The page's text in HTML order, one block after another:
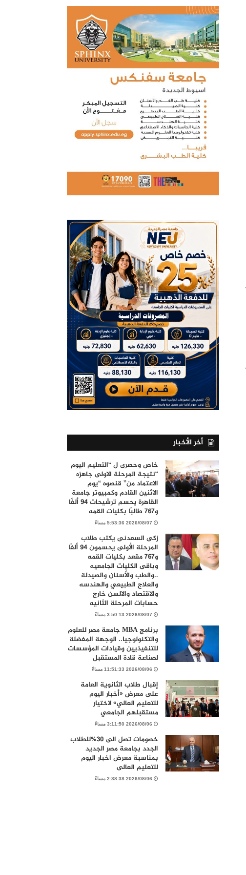
أخر الأخبار
خاص وحصرى ل “التعليم اليوم
“نتيجة المرحلة الاولى جاهزه
الاعتماد من” قنصوه “يوم
الاثنين القادم وكمبيوتر جامعة
القاهرة يحسم ترشيحات 94 ألفًا
و767 طالبًا بكليات القمه
2026/08/07 5:53:36 مساءً
زكى السعدنى يكتب طلاب
المرحلة الأولى يحسمون 94 ألفًا
و767 مقعد بكليات القمه
وباقى الكليات الجامعيه
..والطب والأسنان والصيدلة
والعلاج الطبيعي والهندسه
والاقتصاد والالسن خارج
حسابات المرحلة الثانيه
2026/08/07 3:50:13 مساءً
برنامج MBA جامعة مصر للعلوم
والتكنولوجيا.. الوجهة المفضلة
للتنفيذيين وقيادات المؤسسات
لصناعة قادة المستقبل
2026/08/06 11:51:33 مساءً
إقبال طلاب الثانوية العامة
على معرض «أخبار اليوم
للتعليم العالي» لاختيار
مستقبلهم الجامعي
2026/08/06 3:11:50 مساءً
خصومات تصل الى 30%للطلاب
الجدد بجامعة مصر الجديد
بمناسبة معرض اخبار اليوم
للتعليم العالى
2026/08/06 2:38:38 مساءً